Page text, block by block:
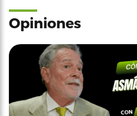
Opiniones